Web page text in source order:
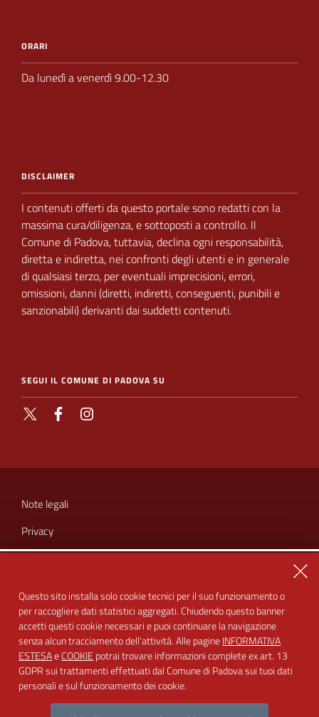
ORARI
Da lunedì a venerdì 9.00-12.30
DISCLAIMER
I contenuti offerti da questo portale sono redatti con la
massima cura/diligenza, e sottoposti acontrollo. Il
Comune di Padova,tuttavia, declina ogni responsabilità,
diretta e indiretta, neiconfronti degli utenti e in generale
di qualsiasi terzo, per eventuali imprecisioni, errori,
omissioni, danni (diretti, indiretti, conseguenti, punibili e
sanzionabili) derivanti dai suddetti contenuti.
SEGUI IL COMUNE DI PADOVA SU
Facebook
UTILI
Note legali
Privacy
Cookie
Dichiarazione di accessibilità
Feedback accessibilità
Questo sito installa solo cookie tecnici per il suo funzionamento o
per raccogliere dati statistici aggregati. Chiudendo questo banner
accetti questi cookie necessari e puoi continuare la navigazione
senza alcun tracciamento dell'attività. Alle pagineINFORMATIVA
ESTESAeCOOKIE potrai trovare informazioni complete ex art. 13
GDPR sui trattamenti effettuati dal Comune di Padova sui tuoi dati
personali e sul funzionamento dei cookie.